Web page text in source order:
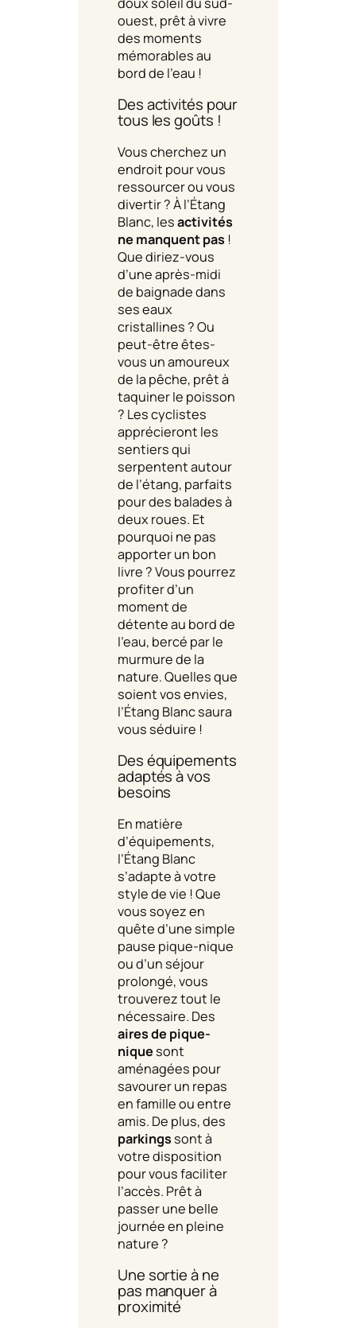
ouest, prêt à vivre
des moments
mémorables au
bord de l’eau !
Des activités pour
tous les goûts !
Vous cherchez un
endroit pour vous
ressourcer ou vous
divertir ? À l’Étang
Blanc, lesactivités
ne manquent pas !
Que diriez-vous
d’une après-midi
de baignade dans
ses eaux
cristallines ? Ou
peut-être êtes-
vous un amoureux
de la pêche, prêt à
taquiner le poisson
? Les cyclistes
apprécieront les
sentiers qui
serpentent autour
de l’étang, parfaits
pour des balades à
deux roues. Et
pourquoi ne pas
apporter un bon
livre ? Vous pourrez
profiter d’un
moment de
détente au bord de
l’eau, bercé par le
murmure de la
nature. Quelles que
soient vos envies,
l’Étang Blanc saura
vous séduire !
Des équipements
adaptés à vos
besoins
En matière
d’équipements,
l’Étang Blanc
s’adapte à votre
style de vie ! Que
vous soyez en
quête d’une simple
pause pique-nique
ou d’un séjour
prolongé, vous
trouverez tout le
nécessaire. Des
aires de pique-
nique sont
aménagées pour
savourer un repas
en famille ou entre
amis. De plus, des
parkings sont à
votre disposition
pour vous faciliter
l’accès. Prêt à
passer une belle
journée en pleine
nature ?
Une sortie à ne
pas manquer à
proximité